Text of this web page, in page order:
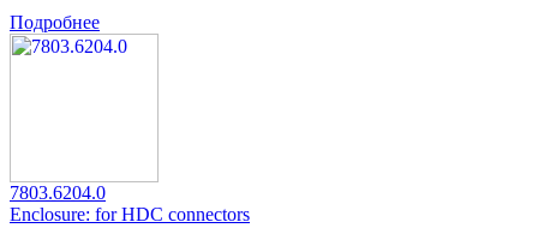
Подробнее
7803.6204.0
Enclosure: for HDC connectors